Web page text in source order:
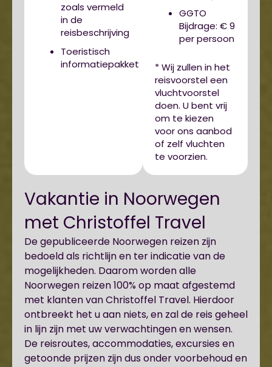
zoals vermeld
in de
reisbeschrijving
Toeristisch
informatiepakket
GGTO
Bijdrage: € 9
per persoon
* Wij zullen in het
reisvoorstel een
vluchtvoorstel
doen. U bent vrij
om te kiezen
voor ons aanbod
of zelf vluchten
te voorzien.
Vakantie in Noorwegen
met Christoffel Travel
De gepubliceerde Noorwegen reizen zijn
bedoeld als richtlijn en ter indicatie van de
mogelijkheden. Daarom worden alle
Noorwegen reizen 100% op maat afgestemd
met klanten van Christoffel Travel. Hierdoor
ontbreekt het u aan niets, en zal de reis geheel
in lijn zijn met uw verwachtingen en wensen.
De reisroutes, accommodaties, excursies en
getoonde prijzen zijn dus onder voorbehoud en